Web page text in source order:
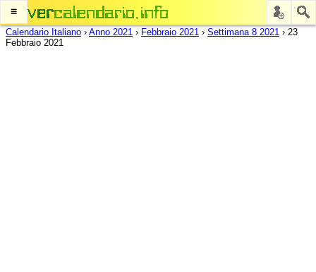
≡
Calendario Italiano › Anno 2021 › Febbraio 2021 › Settimana 8 2021 › 23
Febbraio 2021